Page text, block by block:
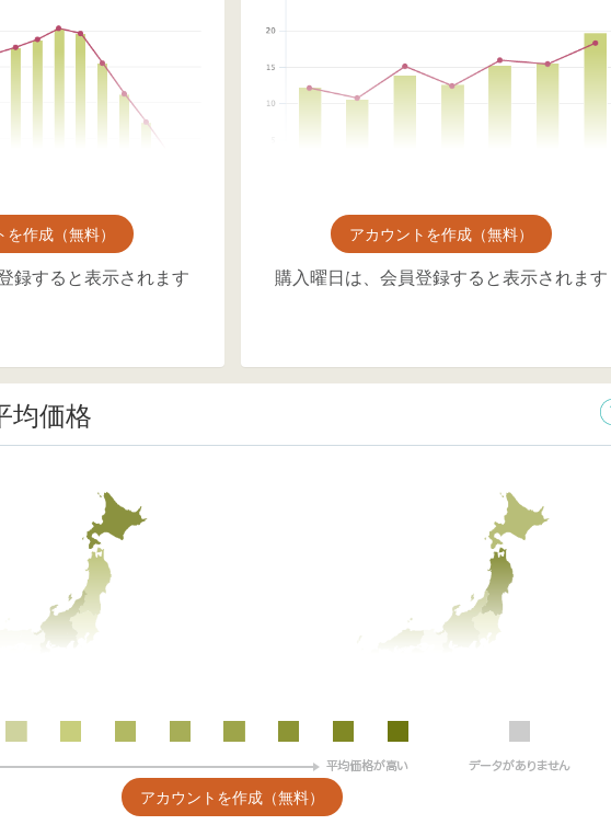
作成（無料）
録すると表示されます
アカウントを作成（無料）
購入曜日は、会員登録すると表示されます
均価格
アカウントを作成（無料）